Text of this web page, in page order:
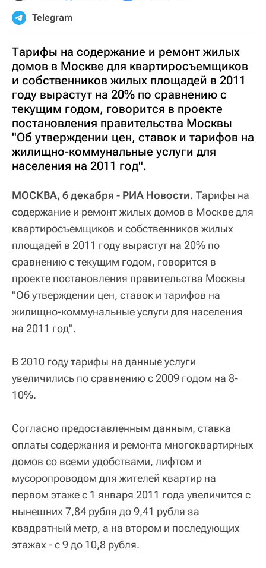
Telegram
Тарифы на содержание и ремонт жилых
домов в Москве для квартиросъемщиков
и собственников жилых площадей в 2011
году вырастут на 20% по сравнению с
текущим годом, говорится в проекте
постановления правительства Москвы
"Об утверждении цен, ставок и тарифов на
жилищно-коммунальные услуги для
населения на 2011 год".
МОСКВА, 6 декабря - РИА Новости. Тарифы на
содержание и ремонт жилых домов в Москве для
квартиросъемщиков и собственников жилых
площадей в 2011 году вырастут на 20% по
сравнению с текущим годом, говорится в
проекте постановления правительства Москвы
"Об утверждении цен, ставок и тарифов на
жилищно-коммунальные услуги для населения
на 2011 год".
В 2010 году тарифы на данные услуги
увеличились по сравнению с 2009 годом на 8-
10%.
Согласно предоставленным данным, ставка
оплаты содержания и ремонта многоквартирных
домов со всеми удобствами, лифтом и
мусоропроводом для жителей квартир на
первом этаже с 1 января 2011 года увеличится с
нынешних 7,84 рубля до 9,41 рубля за
квадратный метр, а на втором и последующих
этажах - с 9 до 10,8 рубля.